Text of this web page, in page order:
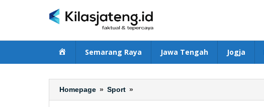
BerandaSemarang Raya Jawa Tengah Jogja
Homepage » Sport »
Elkan